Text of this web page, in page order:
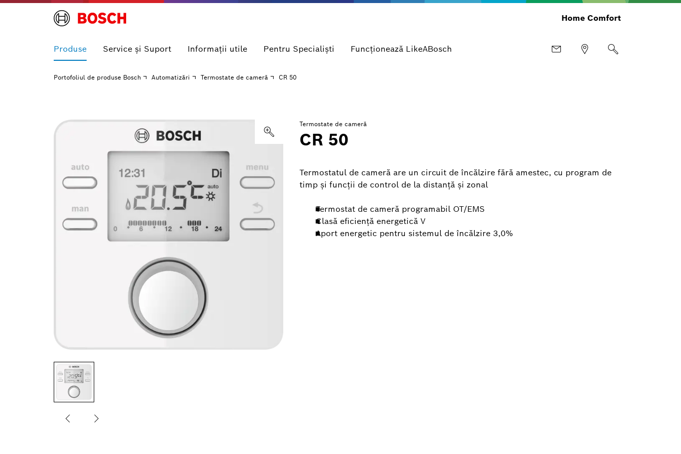
Home Comfort
Produse Service și Suport Informaţii utile Pentru Specialişti Funcționează LikeABosch
Portofoliul de produse Bosch Automatizări Termostate de cameră CR 50
Termostate de cameră
CR 50
Termostatul de cameră are un circuit de încălzire fără amestec, cu program de
timp şi funcţii de control de la distanţă şi zonal
Termostat de cameră programabil OT/EMS
Clasă eficienţă energetică V
Aport energetic pentru sistemul de încălzire 3,0%